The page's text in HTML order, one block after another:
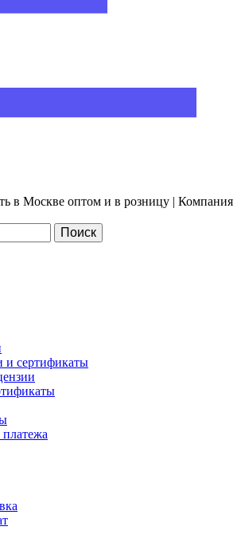
в Москве оптом и в розницу | Компания
Поиск
и сертификаты